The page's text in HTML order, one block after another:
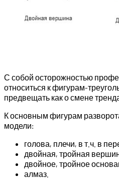
С собой осторожностью
относиться к фигурам-
предвещать как о смене
К основным фигурам
модели:
голова, плечи, в т.ч. в
двойная, тройная
двойное, тройное
алмаз.